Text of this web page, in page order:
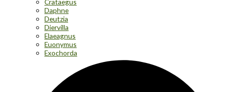
Crataegus
Daphne
Deutzia
Diervilla
Elaeagnus
Euonymus
Exochorda